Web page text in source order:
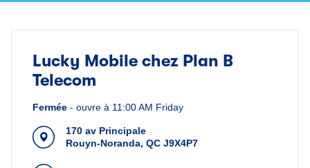
Lucky Mobile chez Plan B
Telecom
Fermée - ouvre à 11:00 AM Friday
170 av Principale
Rouyn-Noranda, QC J9X4P7